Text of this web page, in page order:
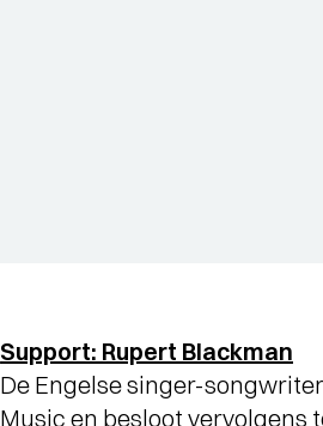
Support: Rupert Blackman
De Engelse singer-
Music en besloot vervolgens